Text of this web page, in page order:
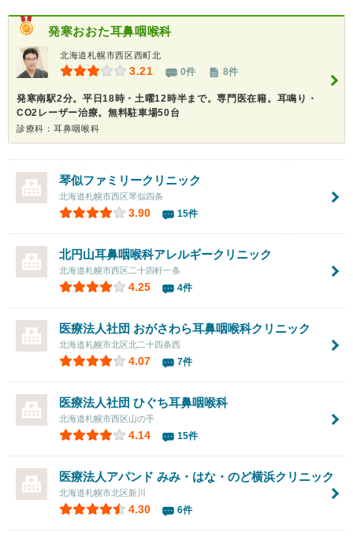
発寒おおた耳鼻咽喉科
北海道札幌市西区西町北
3.21 0件 8件
発寒南駅2分。平日18時・土曜12時半まで。専門医在籍。耳鳴り・
CO2レーザー治療。無料駐車場50台
診療科：耳鼻咽喉科
琴似ファミリークリニック
北海道札幌市西区琴似四条
3.90 15件
北円山耳鼻咽喉科アレルギークリニック
北海道札幌市西区二十四軒一条
4.25 4件
医療法人社団 おがさわら耳鼻咽喉科クリニック
北海道札幌市北区北二十四条西
4.07 7件
医療法人社団 ひぐち耳鼻咽喉科
北海道札幌市西区山の手
4.14 15件
医療法人アパンド みみ・はな・のど横浜クリニック
北海道札幌市北区新川
4.30 6件